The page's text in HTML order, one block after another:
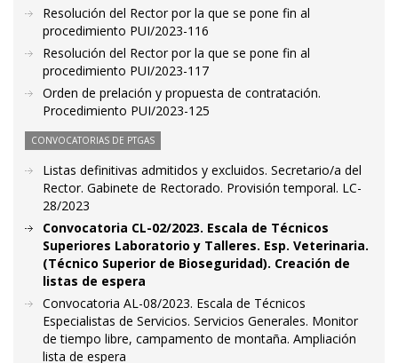
Resolución del Rector por la que se pone fin al
procedimiento PUI/2023-116
Resolución del Rector por la que se pone fin al
procedimiento PUI/2023-117
Orden de prelación y propuesta de contratación.
Procedimiento PUI/2023-125
CONVOCATORIAS DE PTGAS
Listas definitivas admitidos y excluidos. Secretario/a del
Rector. Gabinete de Rectorado. Provisión temporal. LC-
28/2023
Convocatoria CL-02/2023. Escala de Técnicos
Superiores Laboratorio y Talleres. Esp. Veterinaria.
(Técnico Superior de Bioseguridad). Creación de
listas de espera
Convocatoria AL-08/2023. Escala de Técnicos
Especialistas de Servicios. Servicios Generales. Monitor
de tiempo libre, campamento de montaña. Ampliación
lista de espera